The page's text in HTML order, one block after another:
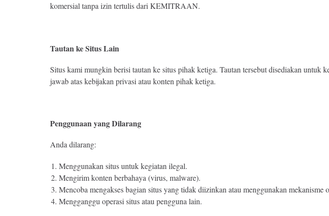
komersial tanpa izin tertulis dari KEMITRAAN.
Tautan ke Situs Lain
Situs kami mungkin berisi tautan ke situs pihak ketiga. Tautan tersebut disediakan
jawab atas kebijakan privasi atau konten pihak ketiga.
Penggunaan yang Dilarang
Anda dilarang:
Menggunakan situs untuk kegiatan ilegal.
Mengirim konten berbahaya (virus, malware).
Mencoba mengakses bagian situs yang tidak diizinkan atau menggunakan mekanisme
Mengganggu operasi situs atau pengguna lain.